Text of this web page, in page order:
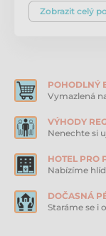
poslušnosti v
aportování a
Přednosti
a výchovu;
pevné;
zakončení.
Stopovací
Zobrazit celý
POHODLNÝ
Vymazlená
VÝHODY
Nenechte si
HOTEL PRO
Nabízíme
DOČASNÁ
Staráme se i